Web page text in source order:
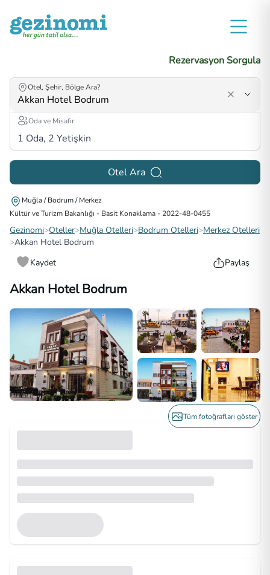
Rezervasyon Sorgula
Otel, Şehir, Bölge Ara?
Oda ve Misafir
1 Oda, 2 Yetişkin
Otel Ara
Muğla / Bodrum / Merkez
Kültür ve Turizm Bakanlığı - Basit Konaklama - 2022-48-0455
Gezinomi>Oteller>Muğla Otelleri>Bodrum Otelleri>Merkez Otelleri
>Akkan Hotel Bodrum
Paylaş
Kaydet
Akkan Hotel Bodrum
Tüm fotoğrafları göster